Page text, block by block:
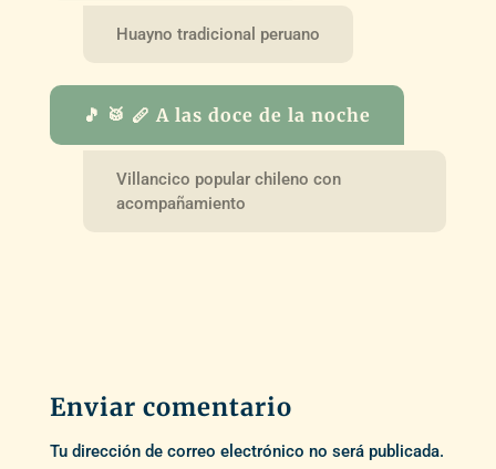
Huayno tradicional peruano
🎵 🥁 🪈 A las doce de la noche
Villancico popular chileno con
acompañamiento
Enviar comentario
Tu dirección de correo electrónico no será publicada.